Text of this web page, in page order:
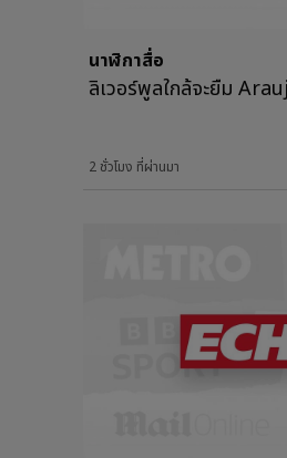
นาฬิกาสื่อ
ลิเวอร์พูลใกล้จะยืม
2 ชั่วโมง ที่ผ่านมา